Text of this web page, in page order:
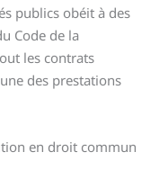
publics obéit à des
Code de la
les contrats
des prestations
en droit commun